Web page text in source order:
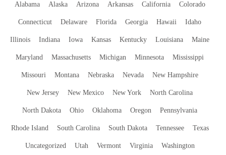
Alabama Alaska Arizona Arkansas California Colorado
Connecticut Delaware Florida Georgia Hawaii Idaho
Illinois Indiana Iowa Kansas Kentucky Louisiana Maine
Maryland Massachusetts Michigan Minnesota Mississippi
Missouri Montana Nebraska Nevada New Hampshire
New Jersey New Mexico New York North Carolina
North Dakota Ohio Oklahoma Oregon Pennsylvania
Rhode Island South Carolina South Dakota Tennessee Texas
Uncategorized Utah Vermont Virginia Washington